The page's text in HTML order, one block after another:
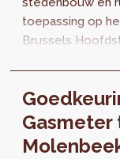
toepassing op
Brussels
Gasmeter